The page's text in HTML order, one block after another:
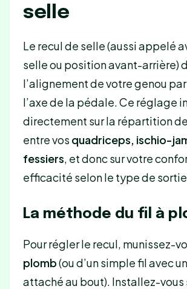
selle
Le recul de selle (aussi appelé
selle ou position avant-arrière)
l’alignement de votre genou
l’axe de la pédale. Ce réglage
directement sur la répartition
entre vos quadriceps, ischio-
fessiers, et donc sur votre
efficacité selon le type de
La méthode du fil à
Pour régler le recul, munissez-
plomb(ou d’un simple fil avec
attaché au bout). Installez-vous